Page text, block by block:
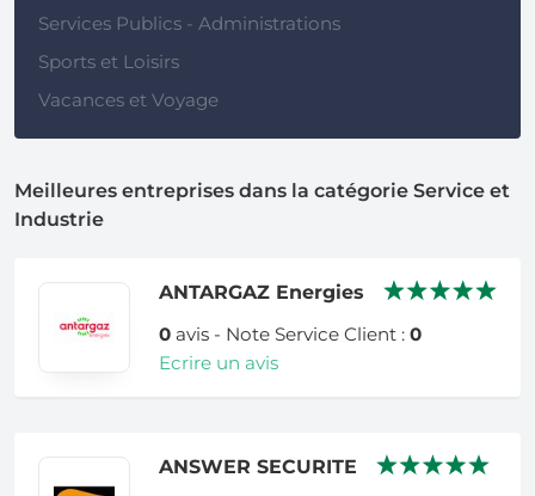
Services Publics - Administrations
Sports et Loisirs
Vacances et Voyage
Meilleures entreprises dans la catégorie Service et
Industrie
ANTARGAZ Energies
0avis - Note Service Client : 0
Ecrire un avis
ANSWER SECURITE